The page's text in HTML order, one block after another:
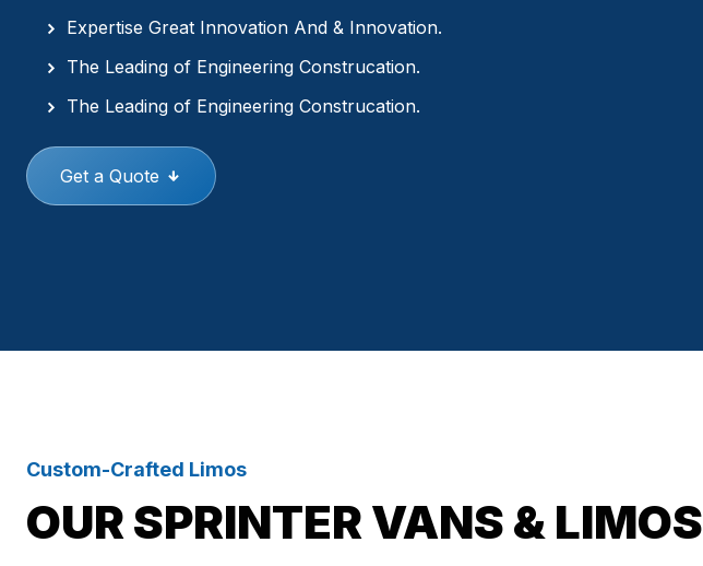
Expertise Great Innovation And & Innovation.
The Leading of Engineering Construcation.
The Leading of Engineering Construcation.
Get a Quote
Custom-Crafted Limos
OUR SPRINTER VANS & LIMOS